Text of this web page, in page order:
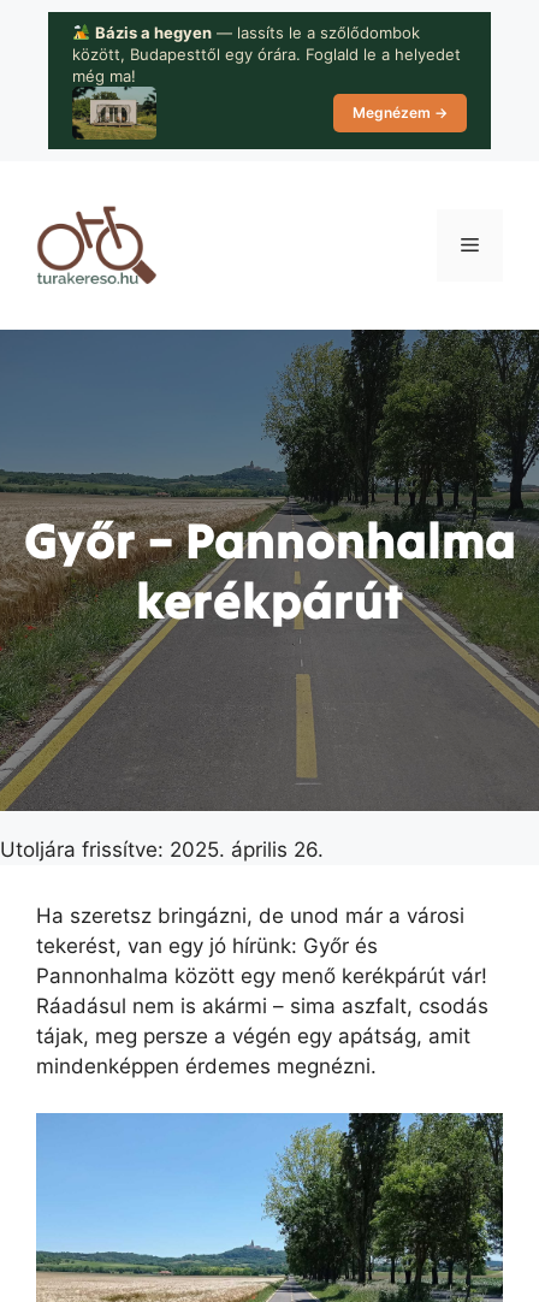
Kilépés
tartalomba
Bázis a hegyen— lassíts le a szőlődombok
között, Budapesttől egy órára. Foglald le a helyedet
még ma!
Megnézem →
Menü
Győr – Pannonhalma
kerékpárút
Utoljára frissítve: 2025. április 26.
Ha szeretsz bringázni, de unod már a városi
tekerést, van egy jó hírünk: Győr és
Pannonhalma között egy menő kerékpárút vár!
Ráadásul nem is akármi – sima aszfalt, csodás
tájak, meg persze a végén egy apátság, amit
mindenképpen érdemes megnézni.